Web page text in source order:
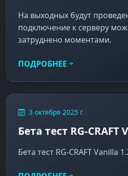
На выходных будут
подключение к серверу
затруднено моментами.
ПОДРОБНЕЕ
3 октября 2025 г.
Бета тест RG-CRAFT
Бета тест RG-CRAFT Vanilla